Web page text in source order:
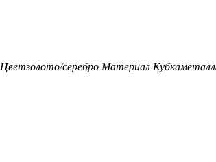
Цветзолото/серебро Материал Кубка